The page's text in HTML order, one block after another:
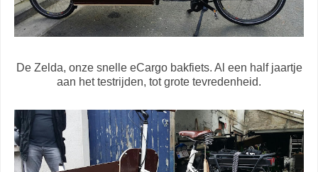
De Zelda, onze snelle eCargo bakfiets. Al een half jaartje
aan het testrijden, tot grote tevredenheid.